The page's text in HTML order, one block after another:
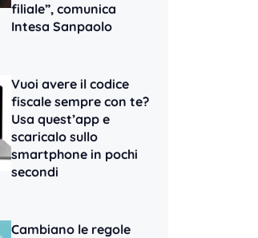
filiale”, comunica
Intesa Sanpaolo
Vuoi avere il codice
fiscale sempre con te?
Usa quest’app e
scaricalo sullo
smartphone in pochi
secondi
Cambiano le regole